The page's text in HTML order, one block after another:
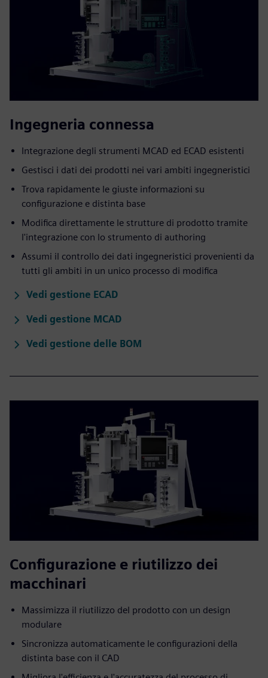
Ingegneria connessa
Integrazione degli strumenti MCAD ed ECAD esistenti
Gestisci i dati dei prodotti nei vari ambiti ingegneristici
Trova rapidamente le giuste informazioni su
configurazione e distinta base
Modifica direttamente le strutture di prodotto tramite
l'integrazione con lo strumento di authoring
Assumi il controllo dei dati ingegneristici provenienti da
tutti gli ambiti in un unico processo di modifica
Vedi gestione ECAD
Vedi gestione MCAD
Vedi gestione delle BOM
Configurazione e riutilizzo dei
macchinari
Massimizza il riutilizzo del prodotto con un design
modulare
Sincronizza automaticamente le configurazioni della
distinta base con il CAD